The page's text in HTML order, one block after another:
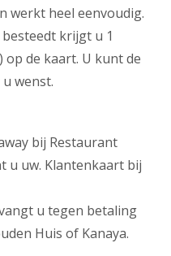
werkt heel eenvoudig.
krijgt u 1
op de kaart. U kunt de
wenst.
bij Restaurant
u uw. Klantenkaart bij
u tegen betaling
Huis of Kanaya.